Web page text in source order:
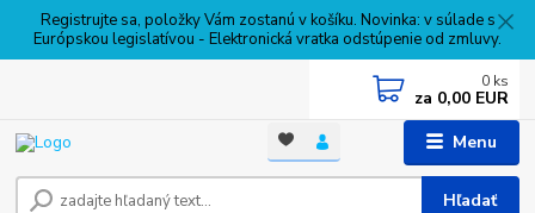
Registrujte sa, položky Vám zostanú v košíku. Novinka: v súlade s
Európskou legislatívou - Elektronická vratka odstúpenie od zmluvy.
Menu
Hľadať
0 ks
za 0,00 EUR